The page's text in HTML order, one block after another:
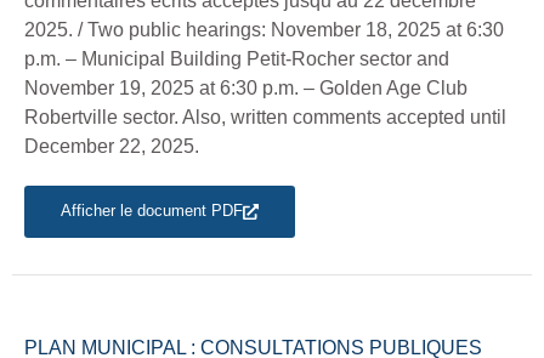
2025. / Two public hearings: November 18, 2025 at 6:30
p.m. – Municipal Building Petit-Rocher sector and
November 19, 2025 at 6:30 p.m. – Golden Age Club
Robertville sector. Also, written comments accepted until
December 22, 2025.
Afficher le document PDF
PLAN MUNICIPAL : CONSULTATIONS PUBLIQUES